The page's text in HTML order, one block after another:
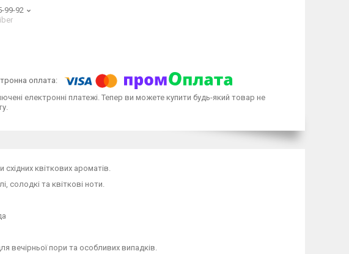
99-92
електронні платежі. Тепер ви можете купити будь-який товар не
квіткових ароматів.
солодкі та квіткові ноти.
вечірньої пори та особливих випадків.